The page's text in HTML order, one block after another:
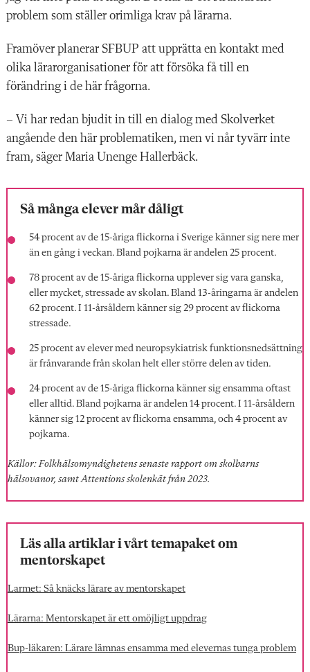
problem som ställer orimliga krav på lärarna.
Framöver planerar SFBUP att upprätta en kontakt med
olika lärarorganisationer för att försöka få till en
förändring i de här frågorna.
– Vi har redan bjudit in till en dialog med Skolverket
angående den här problematiken, men vi når tyvärr inte
fram, säger Maria Unenge Hallerbäck.
Så många elever mår dåligt
54 procent av de 15-åriga flickorna i Sverige känner sig nere mer
än en gång i veckan. Bland pojkarna är andelen 25 procent.
78 procent av de 15-åriga flickorna upplever sig vara ganska,
eller mycket, stressade av skolan. Bland 13-åringarna är andelen
62 procent. I 11-årsåldern känner sig 29 procent av flickorna
stressade.
25 procent av elever med neuropsykiatrisk funktionsnedsättning
är frånvarande från skolan helt eller större delen av tiden.
24 procent av de 15-åriga flickorna känner sig ensamma oftast
eller alltid. Bland pojkarna är andelen 14 procent. I 11-årsåldern
känner sig 12 procent av flickorna ensamma, och 4 procent av
pojkarna.
Källor: Folkhälsomyndighetens senaste rapport om skolbarns
hälsovanor, samt Attentions skolenkät från 2023.
Läs alla artiklar i vårt temapaket om
mentorskapet
Larmet: Så knäcks lärare av mentorskapet
Lärarna: Mentorskapet är ett omöjligt uppdrag
Bup-läkaren: Lärare lämnas ensamma med elevernas tunga problem